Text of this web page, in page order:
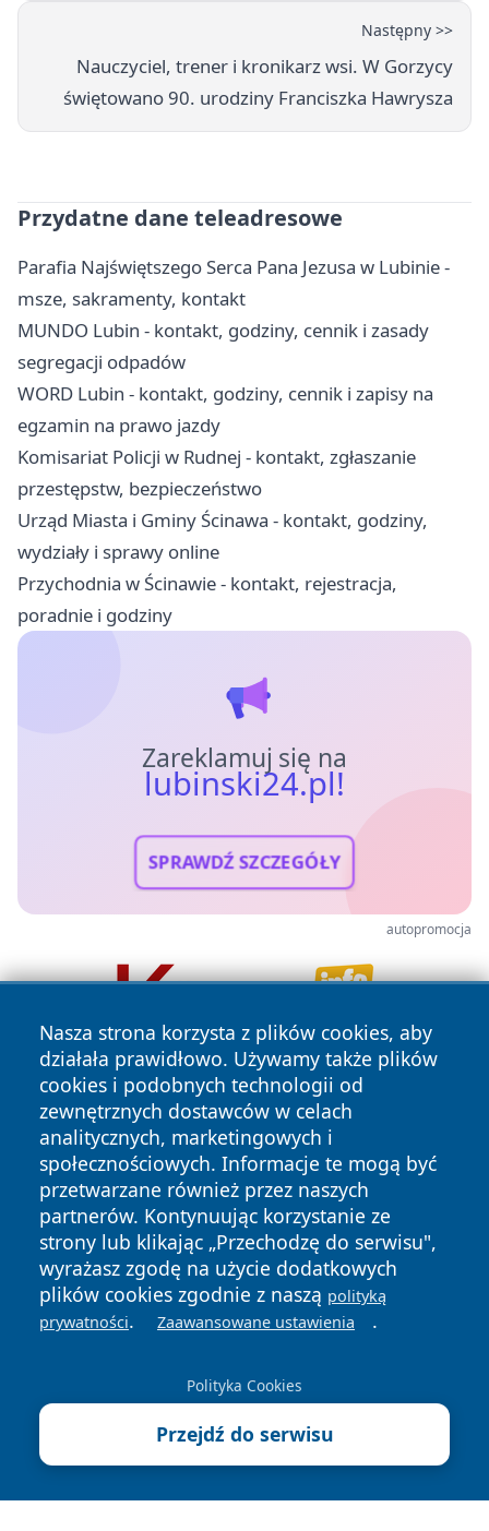
Następny >>
Nauczyciel, trener i kronikarz wsi. W Gorzycy
świętowano 90. urodziny Franciszka Hawrysza
Przydatne dane teleadresowe
Parafia Najświętszego Serca Pana Jezusa w Lubinie -
msze, sakramenty, kontakt
MUNDO Lubin - kontakt, godziny, cennik i zasady
segregacji odpadów
WORD Lubin - kontakt, godziny, cennik i zapisy na
egzamin na prawo jazdy
Komisariat Policji w Rudnej - kontakt, zgłaszanie
przestępstw, bezpieczeństwo
Urząd Miasta i Gminy Ścinawa - kontakt, godziny,
wydziały i sprawy online
Przychodnia w Ścinawie - kontakt, rejestracja,
poradnie i godziny
Zareklamuj się na
lubinski24.pl!
SPRAWDŹ SZCZEGÓŁY
autopromocja
Nasza strona korzysta z plików cookies, aby
działała prawidłowo. Używamy także plików
cookies i podobnych technologii od
zewnętrznych dostawców w celach
analitycznych, marketingowych i
społecznościowych. Informacje te mogą być
przetwarzane również przez naszych
partnerów. Kontynuując korzystanie ze
strony lub klikając „Przechodzę do serwisu",
wyrażasz zgodę na użycie dodatkowych
plików cookies zgodnie z naszą polityką
prywatności. Zaawansowane ustawienia .
Polityka Cookies
Przejdź do serwisu
Copyright © 2026 lubinski24.pl Wszystkie prawa zastrzeżone.
News Autorzy
Polityka
Prywatności
Polityka
Cookies